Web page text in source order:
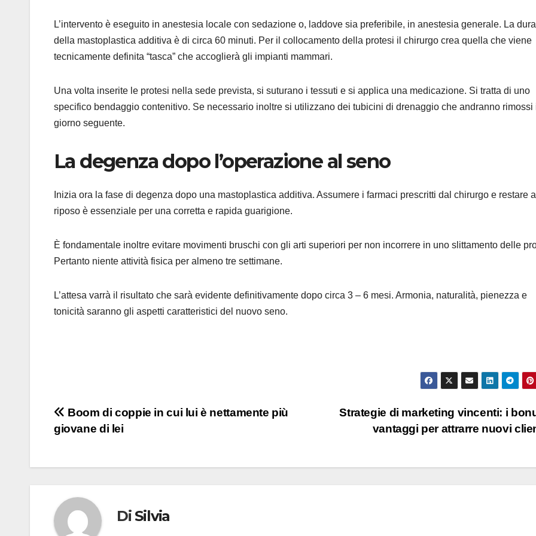
L’intervento è eseguito in anestesia locale con sedazione o, laddove sia preferibile, in anestesia generale. La
della mastoplastica additiva è di circa 60 minuti. Per il collocamento della protesi il chirurgo crea quella che viene
tecnicamente definita “tasca” che accoglierà gli impianti mammari.
Una volta inserite le protesi nella sede prevista, si suturano i tessuti e si applica una medicazione. Si tratta di uno
specifico bendaggio contenitivo. Se necessario inoltre si utilizzano dei tubicini di drenaggio che andranno rimossi
giorno seguente.
La degenza dopo l’operazione al seno
Inizia ora la fase di degenza dopo una mastoplastica additiva. Assumere i farmaci prescritti dal chirurgo e restare a
riposo è essenziale per una corretta e rapida guarigione.
È fondamentale inoltre evitare movimenti bruschi con gli arti superiori per non incorrere in uno slittamento delle
Pertanto niente attività fisica per almeno tre settimane.
L’attesa varrà il risultato che sarà evidente definitivamente dopo circa 3 – 6 mesi. Armonia, naturalità, pienezza e
tonicità saranno gli aspetti caratteristici del nuovo seno.
Navigazione
articoli
Strategie di marketing vincenti: i
vantaggi per attrarre nuovi
Boom di coppie in cui lui è nettamente più
giovane di lei
Di Silvia